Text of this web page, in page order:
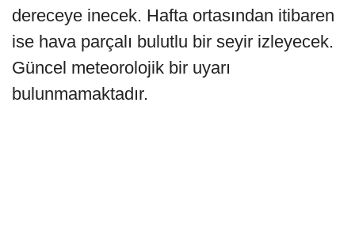
dereceye inecek. Hafta ortasından itibaren
ise hava parçalı bulutlu bir seyir izleyecek.
Güncel meteorolojik bir uyarı
bulunmamaktadır.